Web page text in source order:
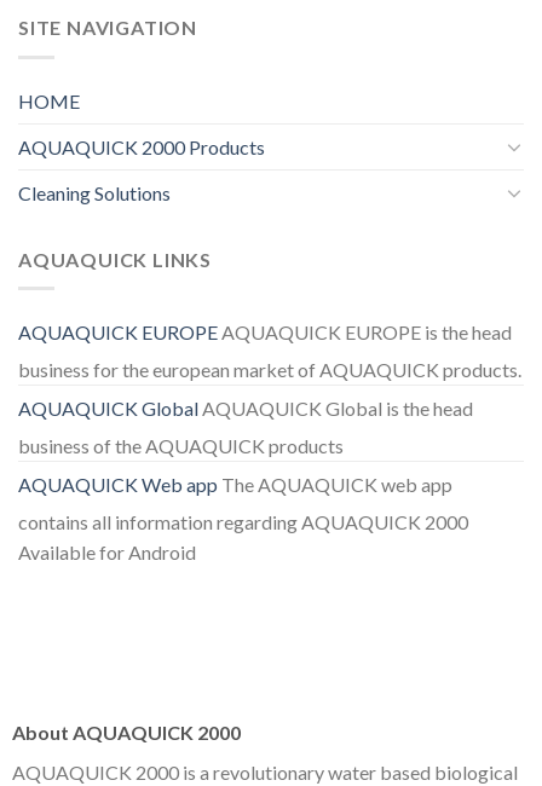
SITE NAVIGATION
HOME
AQUAQUICK 2000 Products
Cleaning Solutions
AQUAQUICK LINKS
AQUAQUICK EUROPEAQUAQUICK EUROPE is the head
business for the european market of AQUAQUICK products.
AQUAQUICK GlobalAQUAQUICK Global is the head
business of the AQUAQUICK products
AQUAQUICK Web app The AQUAQUICK web app
contains all information regarding AQUAQUICK 2000
Available for Android
About AQUAQUICK 2000
AQUAQUICK 2000 is a revolutionary water based biological